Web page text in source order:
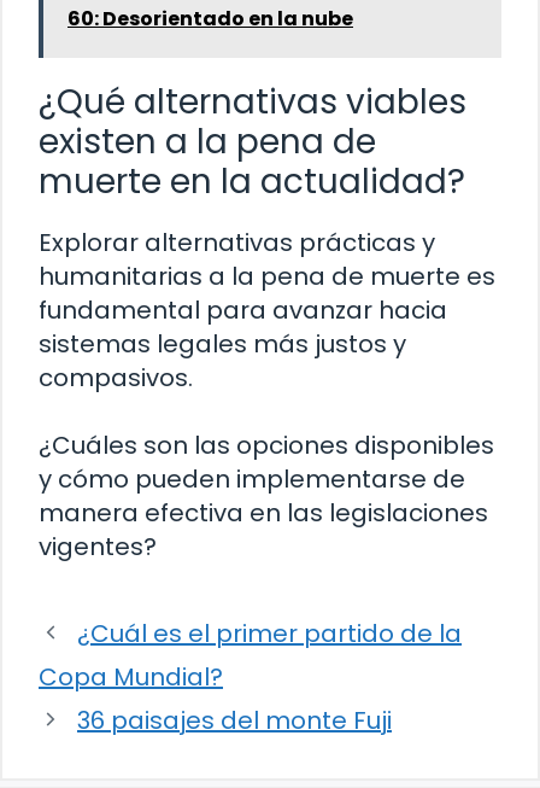
60: Desorientado en la nube
¿Qué alternativas viables
existen a la pena de
muerte en la actualidad?
Explorar alternativas prácticas y
humanitarias a la pena de muerte es
fundamental para avanzar hacia
sistemas legales más justos y
compasivos.
¿Cuáles son las opciones disponibles
y cómo pueden implementarse de
manera efectiva en las legislaciones
vigentes?
¿Cuál es el primer partido de la
Copa Mundial?
36 paisajes del monte Fuji